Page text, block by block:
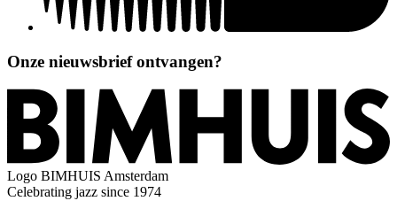
Onze nieuwsbrief ontvangen?
Logo BIMHUIS Amsterdam
Celebrating jazz since 1974